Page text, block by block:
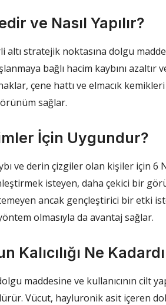
ve Nasıl Yapılır?
stratejik noktasına dolgu
bağlı hacim kaybını
çene hattı ve elmacık
sağlar.
İçin Uygundur?
ve derin çizgiler olan kişiler için
isteyen, daha çekici bir
ancak gençleştirici bir etki
olmasıyla da avantaj sağlar.
Kalıcılığı Ne
maddesine ve kullanıcının cilt
Vücut, hayluronik asit içeren